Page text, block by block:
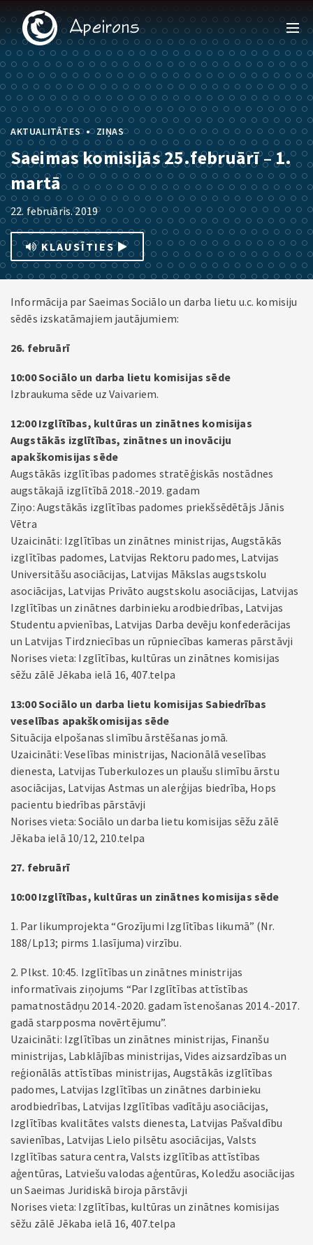
AKTUALITĀTES • ZIŅAS
Saeimas komisijās 25.februārī – 1.
martā
22. februāris. 2019
KLAUSĪTIES
Informācija par Saeimas Sociālo un darba lietu u.c. komisiju
sēdēs izskatāmajiem jautājumiem:
26. februārī
10:00 Sociālo un darba lietu komisijas sēde
Izbraukuma sēde uz Vaivariem.
12:00 Izglītības, kultūras un zinātnes komisijas
Augstākās izglītības, zinātnes un inovāciju
apakškomisijas sēde
Augstākās izglītības padomes stratēģiskās nostādnes
augstākajā izglītībā 2018.-2019. gadam
Ziņo: Augstākās izglītības padomes priekšsēdētājs Jānis
Vētra
Uzaicināti: Izglītības un zinātnes ministrijas, Augstākās
izglītības padomes, Latvijas Rektoru padomes, Latvijas
Universitāšu asociācijas, Latvijas Mākslas augstskolu
asociācijas, Latvijas Privāto augstskolu asociācijas, Latvijas
Izglītības un zinātnes darbinieku arodbiedrības, Latvijas
Studentu apvienības, Latvijas Darba devēju konfederācijas
un Latvijas Tirdzniecības un rūpniecības kameras pārstāvji
Norises vieta: Izglītības, kultūras un zinātnes komisijas
sēžu zālē Jēkaba ielā 16, 407.telpa
13:00 Sociālo un darba lietu komisijas Sabiedrības
veselības apakškomisijas sēde
Situācija elpošanas slimību ārstēšanas jomā.
Uzaicināti: Veselības ministrijas, Nacionālā veselības
dienesta, Latvijas Tuberkulozes un plaušu slimību ārstu
asociācijas, Latvijas Astmas un alerģijas biedrība, Hops
pacientu biedrības pārstāvji
Norises vieta: Sociālo un darba lietu komisijas sēžu zālē
Jēkaba ielā 10/12, 210.telpa
27. februārī
10:00 Izglītības, kultūras un zinātnes komisijas sēde
1. Par likumprojekta “Grozījumi Izglītības likumā” (Nr.
188/Lp13; pirms 1.lasījuma) virzību.
2. Plkst. 10:45. Izglītības un zinātnes ministrijas
informatīvais ziņojums “Par Izglītības attīstības
pamatnostādņu 2014.-2020. gadam īstenošanas 2014.-2017.
gadā starpposma novērtējumu”.
Uzaicināti: Izglītības un zinātnes ministrijas, Finanšu
ministrijas, Labklājības ministrijas, Vides aizsardzības un
reģionālās attīstības ministrijas, Augstākās izglītības
padomes, Latvijas Izglītības un zinātnes darbinieku
arodbiedrības, Latvijas Izglītības vadītāju asociācijas,
Izglītības kvalitātes valsts dienesta, Latvijas Pašvaldību
savienības, Latvijas Lielo pilsētu asociācijas, Valsts
Izglītības satura centra, Valsts izglītības attīstības
aģentūras, Latviešu valodas aģentūras, Koledžu asociācijas
un Saeimas Juridiskā biroja pārstāvji
Norises vieta: Izglītības, kultūras un zinātnes komisijas
sēžu zālē Jēkaba ielā 16, 407.telpa